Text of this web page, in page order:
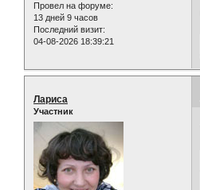
Провел на форуме:
13 дней 9 часов
Последний визит:
04-08-2026 18:39:21
Лариса
Участник